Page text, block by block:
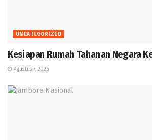
UNCATEGORIZED
Kesiapan Rumah Tahanan Negara
Agustus 7, 2026